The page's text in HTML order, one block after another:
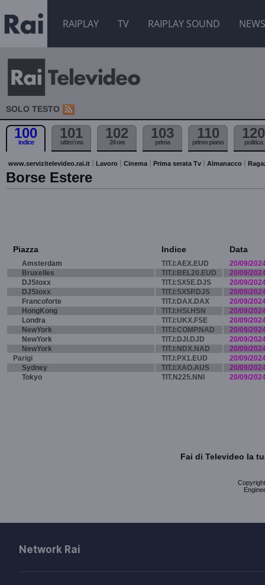
RAIPLAY TV RAIPLAY SOUND NEWS
SOLO TESTO
100
indice
101
ultim'ora
102
24 ore
103
prima
110
primo piano
120
politica
www.servizitelevideo.rai.it Lavoro Cinema Prima serata Tv Almanacco
Borse Estere
Piazza Indice Data
Amsterdam TIT.I:AEX.EUD
20/09/
Bruxelles
TIT.I:BEL20.EUD
20/09/
DJStoxx
TIT.I:SX5E.DJS
20/09/
DJStoxx
TIT.I:SX5P.DJS
20/09/
Francoforte
TIT.I:DAX.DAX
20/09/
HongKong
TIT.I:HSI.HSN
20/09/
Londra
TIT.I:UKX.FSE
20/09/
NewYork
TIT.I:COMP.NAD
20/09/
NewYork
TIT.I:DJI.DJD
20/09/
NewYork
TIT.I:NDX.NAD
20/09/
Parigi
TIT.I:PX1.EUD
20/09/
Sydney
TIT.I:XAO.AUS
20/09/
Tokyo
TIT.N225.NNI 20/09/
Fai di Televideo la